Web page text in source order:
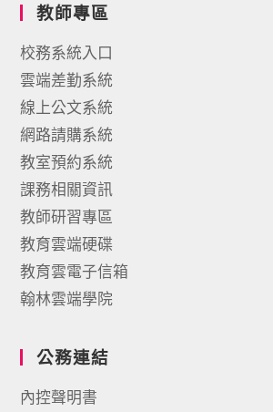
教師專區
校務系統入口
雲端差勤系統
線上公文系統
網路請購系統
教室預約系統
課務相關資訊
教師研習專區
教育雲端硬碟
教育雲電子信箱
翰林雲端學院
公務連結
內控聲明書